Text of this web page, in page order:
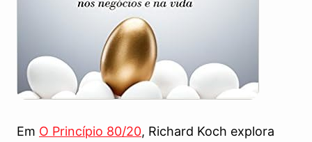
Em O Princípio 80/20, Richard Koch explora